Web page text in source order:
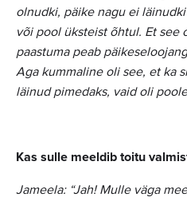
olnudki, päike nagu ei
või pool üksteist õhtul. Et see
paastuma peab
Aga kummaline oli see, et ka
läinud pimedaks, vaid oli
Kas sulle meeldib toitu
Jameela: “Jah! Mulle väga